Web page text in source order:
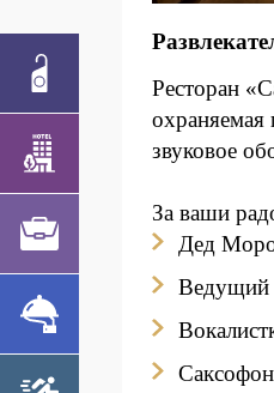
Ресторан
охраняемая
звуковое
За ваши
Дед
Ведущий